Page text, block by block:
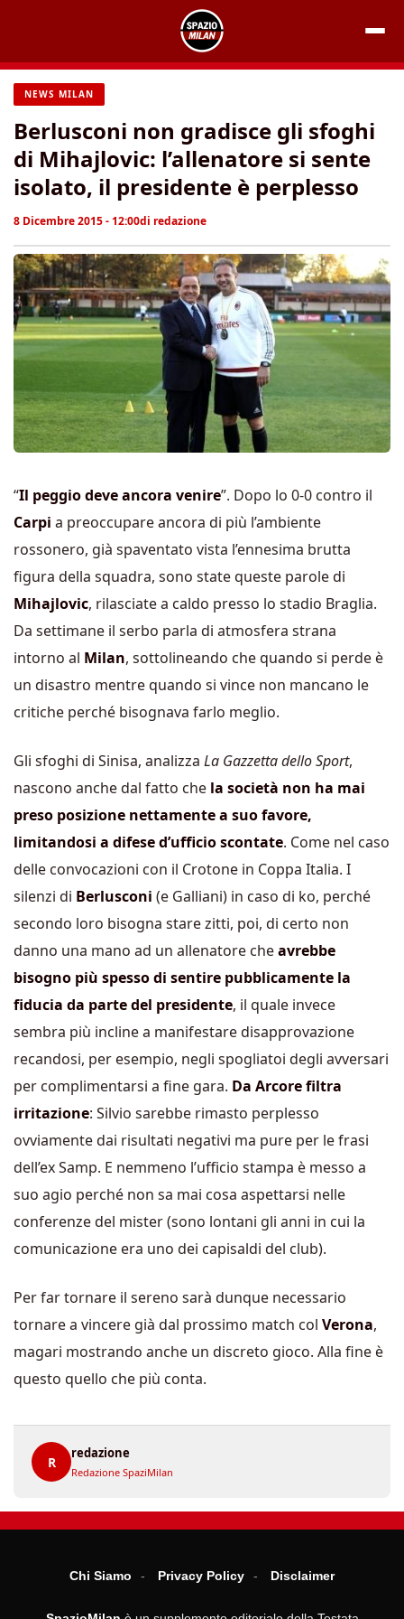
contenuto
NEWS MILAN
Berlusconi non gradisce gli sfoghi
di Mihajlovic: l’allenatore si sente
isolato, il presidente è perplesso
8 Dicembre 2015 - 12:00di redazione
“Il peggio deve ancora venire”. Dopo lo 0-0 contro il
Carpi a preoccupare ancora di più l’ambiente
rossonero, già spaventato vista l’ennesima brutta
figura della squadra, sono state queste parole di
Mihajlovic, rilasciate a caldo presso lo stadio Braglia.
Da settimane il serbo parla di atmosfera strana
intorno al Milan, sottolineando che quando si perde è
un disastro mentre quando si vince non mancano le
critiche perché bisognava farlo meglio.
Gli sfoghi di Sinisa, analizza La Gazzetta dello Sport,
nascono anche dal fatto che la società non ha mai
preso posizione nettamente a suo favore,
limitandosi a difese d’ufficio scontate. Come nel caso
delle convocazioni con il Crotone in Coppa Italia. I
silenzi di Berlusconi (e Galliani) in caso di ko, perché
secondo loro bisogna stare zitti, poi, di certo non
danno una mano ad un allenatore cheavrebbe
bisogno più spesso di sentire pubblicamente la
fiducia da parte del presidente, il quale invece
sembra più incline a manifestare disapprovazione
recandosi, per esempio, negli spogliatoi degli avversari
per complimentarsi a fine gara. Da Arcore filtra
irritazione: Silvio sarebbe rimasto perplesso
ovviamente dai risultati negativi ma pure per le frasi
dell’ex Samp. E nemmeno l’ufficio stampa è messo a
suo agio perché non sa mai cosa aspettarsi nelle
conferenze del mister (sono lontani gli anni in cui la
comunicazione era uno dei capisaldi del club).
Per far tornare il sereno sarà dunque necessario
tornare a vincere già dal prossimo match col Verona,
magari mostrando anche un discreto gioco. Alla fine è
questo quello che più conta.
R
redazione
Redazione SpaziMilan
Chi Siamo Privacy Policy Disclaimer